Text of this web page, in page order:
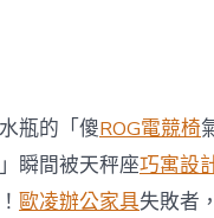
瓶的「傻ROG電競椅
」瞬間被天秤座巧寓設
歐凌辦公家具失敗者，